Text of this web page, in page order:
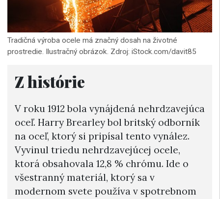
Tradičná výroba ocele má značný dosah na životné
prostredie. Ilustračný obrázok. Zdroj: iStock.com/davit85
Z histórie
V roku 1912 bola vynájdená nehrdzavejúca
oceľ. Harry Brearley bol britský odborník
na oceľ, ktorý si pripísal tento vynález.
Vyvinul triedu nehrdzavejúcej ocele,
ktorá obsahovala 12,8 % chrómu. Ide o
všestranný materiál, ktorý sa v
modernom svete používa v spotrebnom